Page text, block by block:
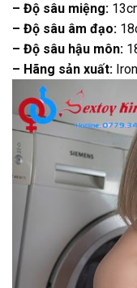
– Độ sâu miệng:
– Độ sâu âm đạo:
– Độ sâu hậu môn:
– Hãng sản xuất: